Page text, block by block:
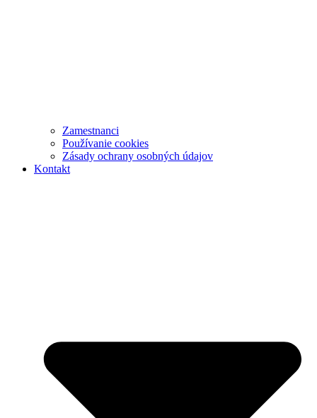
Zamestnanci
Používanie cookies
Zásady ochrany osobných údajov
Kontakt